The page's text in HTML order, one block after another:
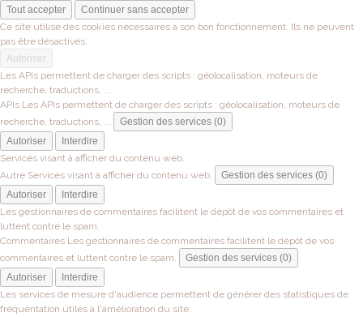
Tout accepter
Continuer sans accepter
Ce site utilise des cookies nécessaires à son bon fonctionnement. Ils ne peuvent
pas être désactivés.
Autoriser
Les APIs permettent de charger des scripts : géolocalisation, moteurs de
recherche, traductions, ...
APIs Les APIs permettent de charger des scripts : géolocalisation, moteurs de
recherche, traductions, ...
Gestion des services (0)
Autoriser
Interdire
Services visant à afficher du contenu web.
Autre Services visant à afficher du contenu web.
Gestion des services (0)
Autoriser
Interdire
Les gestionnaires de commentaires facilitent le dépôt de vos commentaires et
luttent contre le spam.
Commentaires Les gestionnaires de commentaires facilitent le dépôt de vos
commentaires et luttent contre le spam.
Gestion des services (0)
Autoriser
Interdire
Les services de mesure d'audience permettent de générer des statistiques de
fréquentation utiles à l'amélioration du site.